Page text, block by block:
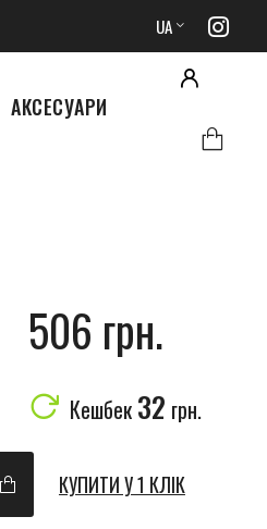
UA
АКСЕСУАРИ
506 грн.
Кешбек 32 грн.
КУПИТИ У 1 КЛІК